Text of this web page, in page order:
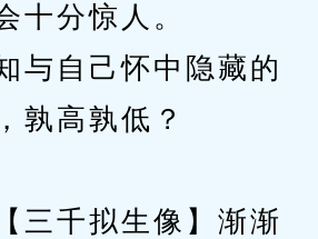
十分惊人。
自己怀中隐藏的
孰高孰低？
千拟生像】渐渐